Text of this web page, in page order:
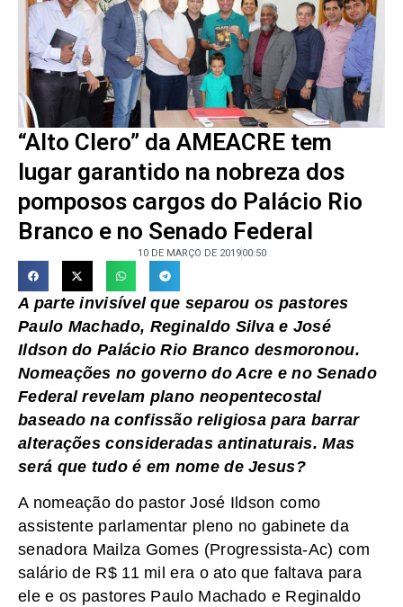
“Alto Clero” da AMEACRE tem
lugar garantido na nobreza dos
pomposos cargos do Palácio Rio
Branco e no Senado Federal
10 DE MARÇO DE 201900:50
A parte invisível que separou os pastores
Paulo Machado, Reginaldo Silva e José
Ildson do Palácio Rio Branco desmoronou.
Nomeações no governo do Acre e no Senado
Federal revelam plano neopentecostal
baseado na confissão religiosa para barrar
alterações consideradas antinaturais. Mas
será que tudo é em nome de Jesus?
A nomeação do pastor José Ildson como
assistente parlamentar pleno no gabinete da
senadora Mailza Gomes (Progressista-Ac) com
salário de R$ 11 mil era o ato que faltava para
ele e os pastores Paulo Machado e Reginaldo